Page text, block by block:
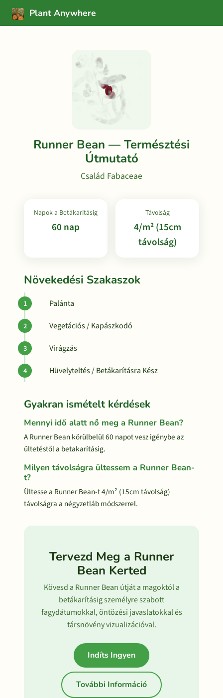
Plant Anywhere
Runner Bean — Természtési
Útmutató
Család Fabaceae
Napok a Betákarításig
60 nap
Távolság
4/m² (15cm
távolság)
Növekedési Szakaszok
Palánta
Vegetációs / Kapászkodó
Virágzás
Hüvelyteltés / Betákarításra Kész
Gyakran ismételt kérdések
Mennyi idő alatt nő meg a Runner Bean?
A Runner Bean körülbelül 60 napot vesz igénybe az
ültetéstől a betakarításig.
Milyen távolságra ültessem a Runner Bean-
t?
Ültesse a Runner Bean-t 4/m² (15cm távolság)
távolságra a négyzetláb módszerrel.
Tervezd Meg a Runner
Bean Kerted
Kövesd a Runner Bean útját a magoktól a
betákarításig személyre szabott
fagydátumokkal, öntözési javaslatokkal és
társnövény vizualizációval.
Indíts Ingyen
További Információ